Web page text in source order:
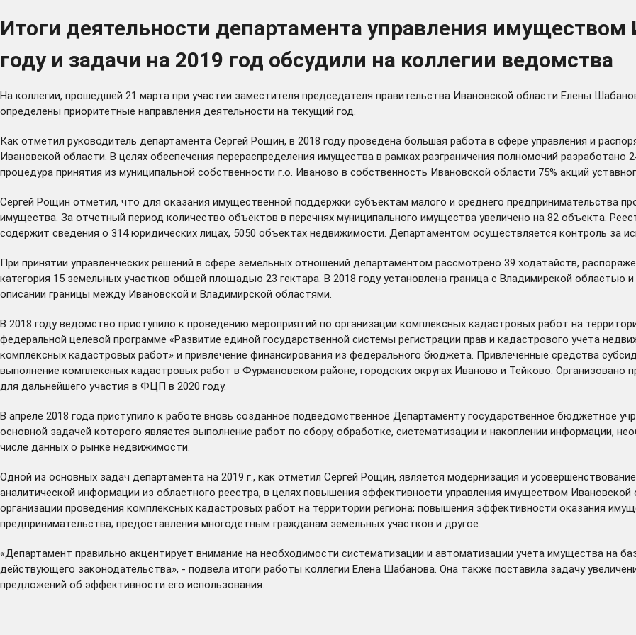
Итоги деятельности департамента управления имуществом
году и задачи на 2019 год обсудили на коллегии ведомства
На коллегии, прошедшей 21 марта при участии заместителя председателя правительства Ивановской области Елены
определены приоритетные направления деятельности на текущий год.
Как отметил руководитель департамента Сергей Рощин, в 2018 году проведена большая работа в сфере управления и
Ивановской области. В целях обеспечения перераспределения имущества в рамках разграничения полномочий
процедура принятия из муниципальной собственности г.о. Иваново в собственность Ивановской области 75% акций
Сергей Рощин отметил, что для оказания имущественной поддержки субъектам малого и среднего предпринимательства
имущества. За отчетный период количество объектов в перечнях муниципального имущества увеличено на 82 объекта.
содержит сведения о 314 юридических лицах, 5050 объектах недвижимости. Департаментом осуществляется контроль за
При принятии управленческих решений в сфере земельных отношений департаментом рассмотрено 39 ходатайств,
категория 15 земельных участков общей площадью 23 гектара. В 2018 году установлена граница с Владимирской областью
описании границы между Ивановской и Владимирской областями.
В 2018 году ведомство приступило к проведению мероприятий по организации комплексных кадастровых работ на
федеральной целевой программе «Развитие единой государственной системы регистрации прав и кадастрового учета
комплексных кадастровых работ» и привлечение финансирования из федерального бюджета. Привлеченные средства
выполнение комплексных кадастровых работ в Фурмановском районе, городских округах Иваново и Тейково. Организовано
для дальнейшего участия в ФЦП в 2020 году.
В апреле 2018 года приступило к работе вновь созданное подведомственное Департаменту государственное бюджетное
основной задачей которого является выполнение работ по сбору, обработке, систематизации и накоплении информации,
числе данных о рынке недвижимости.
Одной из основных задач департамента на 2019 г., как отметил Сергей Рощин, является модернизация и
аналитической информации из областного реестра, в целях повышения эффективности управления имуществом
организации проведения комплексных кадастровых работ на территории региона; повышения эффективности оказания
предпринимательства; предоставления многодетным гражданам земельных участков и другое.
«Департамент правильно акцентирует внимание на необходимости систематизации и автоматизации учета имущества на
действующего законодательства», - подвела итоги работы коллегии Елена Шабанова. Она также поставила задачу
предложений об эффективности его использования.